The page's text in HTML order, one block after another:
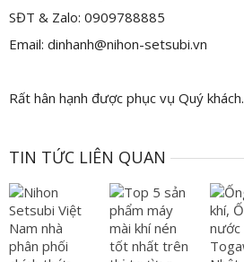
SĐT & Zalo: 0909788885
Email: dinhanh@nihon-setsubi.vn
Rất hân hạnh được phục vụ Quý khách.
TIN TỨC LIÊN QUAN